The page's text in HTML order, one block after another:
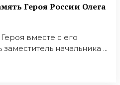
Героя России Олега
вместе с его
начальника ...